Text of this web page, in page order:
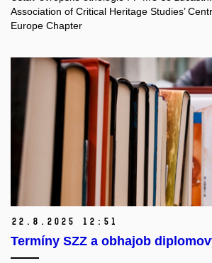
Association of Critical Heritage Studies’
Europe Chapter
22. 8. 2025 12:51
Termíny SZZ a obhajob